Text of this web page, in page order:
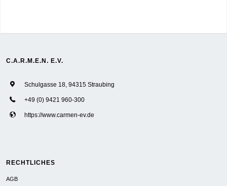
C.A.R.M.E.N. E.V.
Schulgasse 18, 94315 Straubing
+49 (0) 9421 960-300
https://www.carmen-ev.de
RECHTLICHES
AGB